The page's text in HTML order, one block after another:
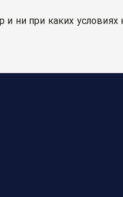
ни при каких